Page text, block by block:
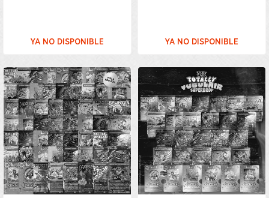
YA NO DISPONIBLE YA NO DISPONIBLE